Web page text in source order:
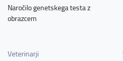
Naročilo genetskega testa z
obrazcem
Veterinarji